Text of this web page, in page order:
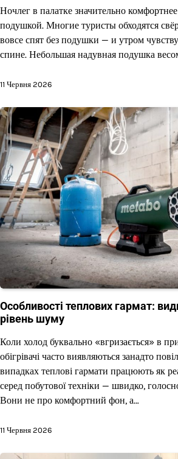
Ночлег в палатке значительно
подушкой. Многие туристы обходятся
вовсе спят без подушки — и утром
спине. Небольшая надувная подушка
11 Червня 2026
Особливості теплових гармат:
рівень шуму
Коли холод буквально «вгризається» в
обігрівачі часто виявляються занадто
випадках теплові гармати працюють як
серед побутової техніки — швидко,
Вони не про комфортний фон, а…
11 Червня 2026